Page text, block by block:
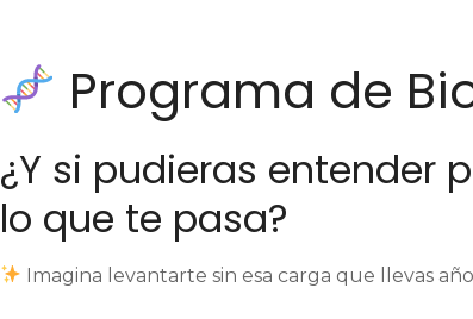
Programa de
¿Y si pudieras entender
lo que te pasa?
Imagina levantarte sin esa carga que llevas